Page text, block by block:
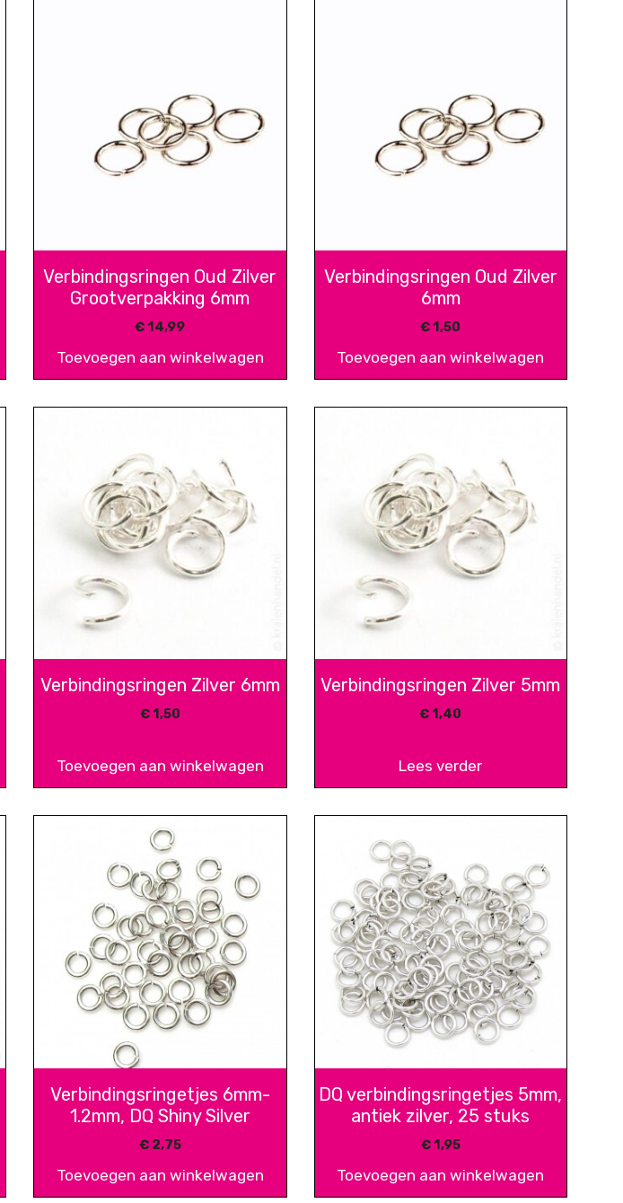
Verbindingsringen Oud Zilver
Grootverpakking 6mm
€14,99
Toevoegen aan winkelwagen
Verbindingsringen Oud Zilver
6mm
€1,50
Toevoegen aan winkelwagen
Verbindingsringen Zilver 6mm
€1,50
Toevoegen aan winkelwagen
Verbindingsringen Zilver 5mm
€1,40
Lees verder
Verbindingsringetjes 6mm-
1.2mm, DQ Shiny Silver
€2,75
Toevoegen aan winkelwagen
DQ verbindingsringetjes 5mm,
antiek zilver, 25 stuks
€1,95
Toevoegen aan winkelwagen